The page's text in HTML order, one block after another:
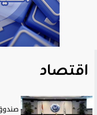
اقتصاد